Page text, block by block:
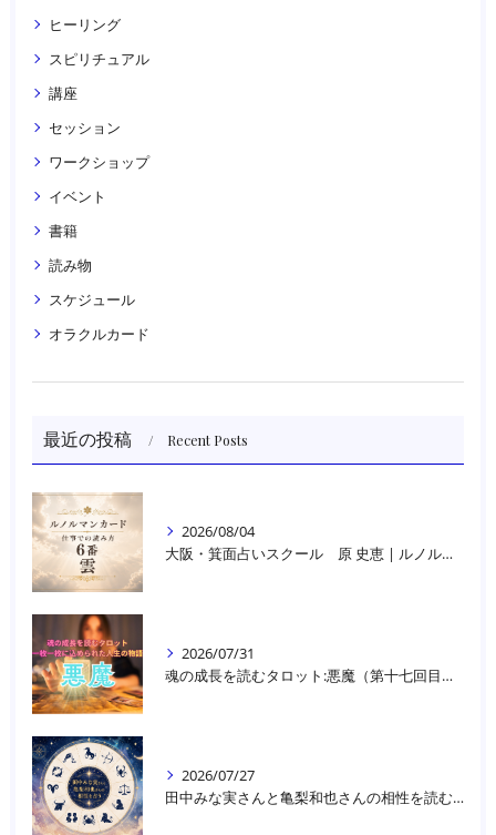
ヒーリング
スピリチュアル
講座
セッション
ワークショップ
イベント
書籍
読み物
スケジュール
オラクルカード
最近の投稿 Recent Posts
2026/08/04
大阪・箕面占いスクール 原 史恵 | ルノルマンカード読み方のコツ「雲」 仕事をテーマに占った場合
2026/07/31
魂の成長を読むタロット:悪魔（第十七回目）｜大阪・箕面占いスクールラブアンドライト
2026/07/27
田中みな実さんと亀梨和也さんの相性を読む｜大阪・箕面占いスクールラブアンドライト